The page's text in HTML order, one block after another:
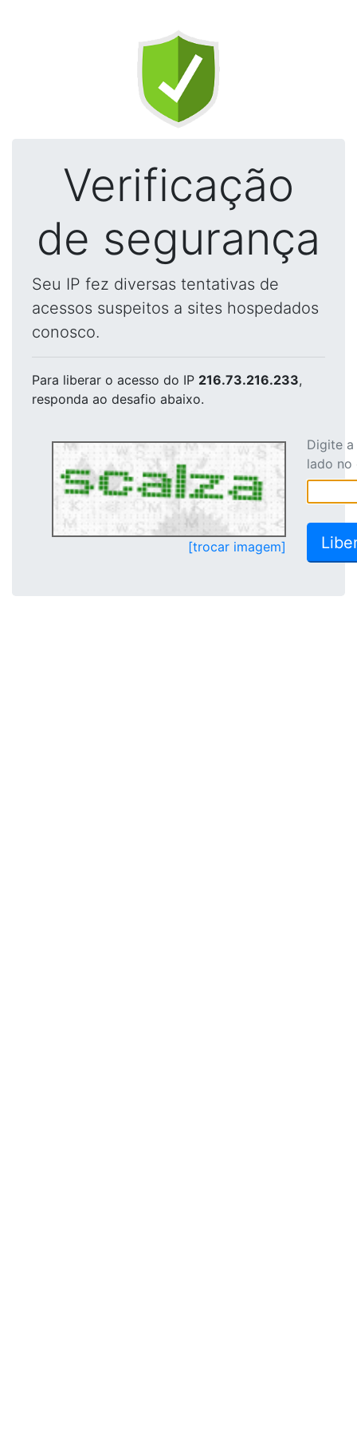
Verificação
de segurança
Seu IP fez diversas tentativas de
acessos suspeitos a sites hospedados
conosco.
Para liberar o acesso do IP 216.73.216.233,
responda ao desafio abaixo.
[trocar imagem]
Digite
lado no